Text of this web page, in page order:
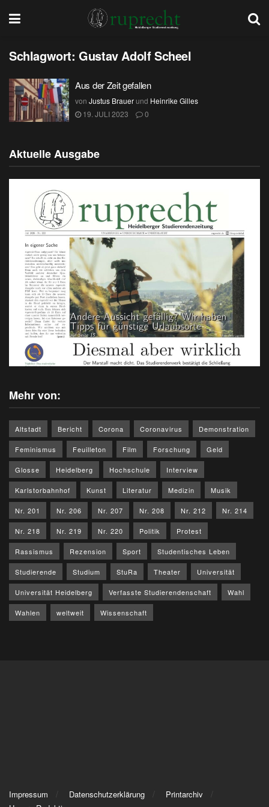
Schlagwort:Gustav Adolf Scheel
Aus der Zeit gefallen
von Justus Brauerund Heinrike Gilles
19. JULI 2023
0
Aktuelle Ausgabe
Mehr von:
Altstadt Bericht Corona Coronavirus Demonstration
Feminismus Feuilleton Film Forschung Geld
Glosse Heidelberg Hochschule Interview
Karlstorbahnhof Kunst Literatur Medizin Musik
Nr. 201 Nr. 206 Nr. 207 Nr. 208 Nr. 212 Nr. 214
Nr. 218 Nr. 219 Nr. 220 Politik Protest
Rassismus Rezension Sport Studentisches Leben
Studierende Studium StuRa Theater Universität
Universität Heidelberg Verfasste Studierendenschaft Wahl
Wahlen weltweit Wissenschaft
Impressum Datenschutzerklärung
Printarchiv